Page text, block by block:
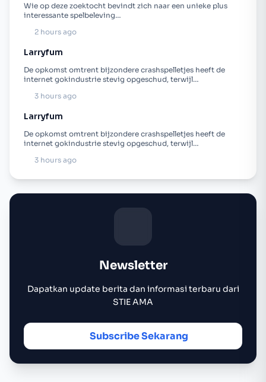
Wie op deze zoektocht bevindt zich naar een unieke plus
interessante spelbeleving…
2 hours ago
Larryfum
De opkomst omtrent bijzondere crashspelletjes heeft de
internet gokindustrie stevig opgeschud, terwijl…
3 hours ago
Larryfum
De opkomst omtrent bijzondere crashspelletjes heeft de
internet gokindustrie stevig opgeschud, terwijl…
3 hours ago
Newsletter
Dapatkan update berita dan informasi terbaru dari
STIE AMA
Subscribe Sekarang